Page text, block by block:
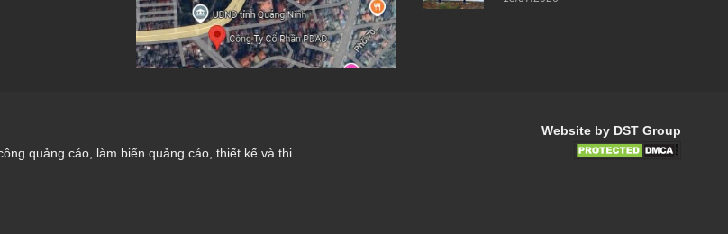
quảng cáo, làm biển quảng cáo, thiết kế và thi
Website by DST Group